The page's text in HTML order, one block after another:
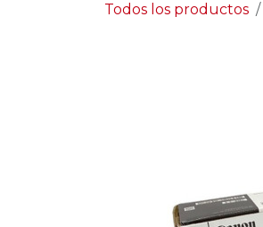
Todos los productos